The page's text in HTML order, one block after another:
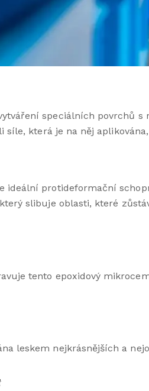
speciálních povrchů
síle, která je na něj
ideální protideformační
slibuje oblasti, které
tento epoxidový
leskem nejkrásnějších a